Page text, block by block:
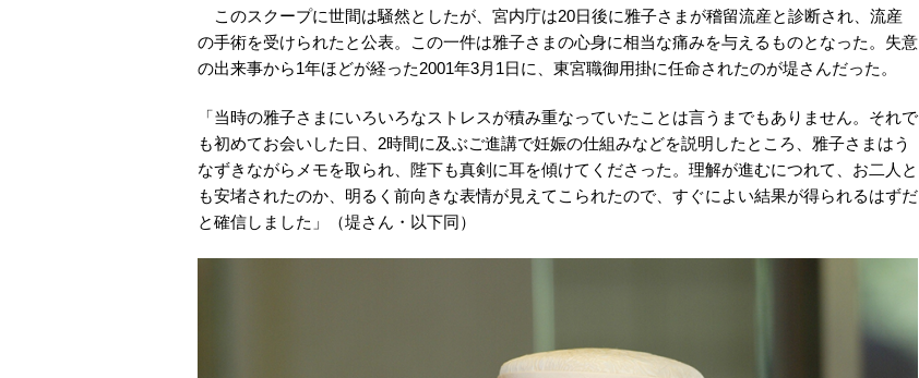
このスクープに世間は騒然としたが、宮内庁は20日後に雅子さまが稽留流産と診断され、流産
の手術を受けられたと公表。この一件は雅子さまの心身に相当な痛みを与えるものとなった。失意
の出来事から1年ほどが経った2001年3月1日に、東宮職御用掛に任命されたのが堤さんだった。
「当時の雅子さまにいろいろなストレスが積み重なっていたことは言うまでもありません。それで
も初めてお会いした日、2時間に及ぶご進講で妊娠の仕組みなどを説明したところ、雅子さまはう
なずきながらメモを取られ、陛下も真剣に耳を傾けてくださった。理解が進むにつれて、お二人と
も安堵されたのか、明るく前向きな表情が見えてこられたので、すぐによい結果が得られるはずだ
と確信しました」（堤さん・以下同）